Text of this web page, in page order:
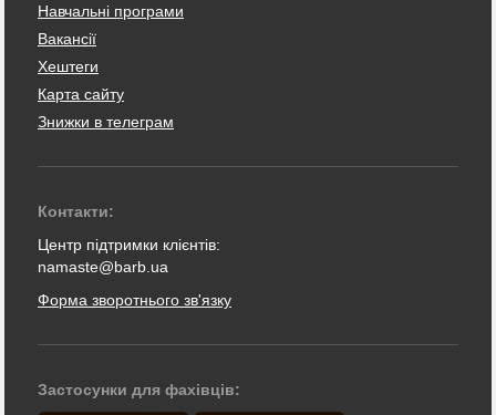
Навчальні програми
Вакансії
Хештеги
Карта сайту
Знижки в телеграм
Контакти:
Центр підтримки клієнтів:
namaste@barb.ua
Форма зворотнього зв'язку
Застосунки для фахівців: